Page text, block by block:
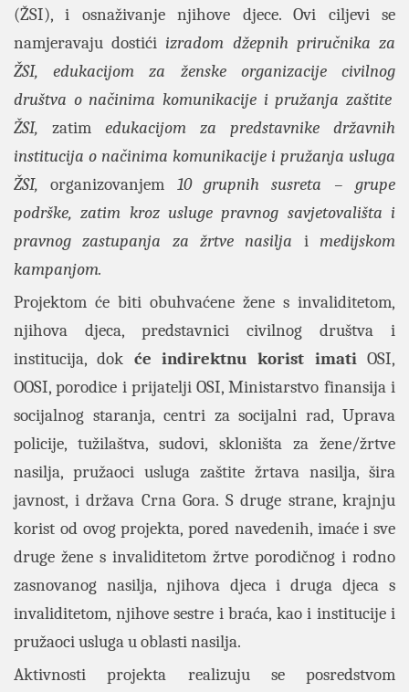
(ŽSI), i osnaživanje njihove djece. Ovi ciljevi se
namjeravaju dostićiizradom džepnih priručnika za
ŽSI, edukacijom za ženske organizacije civilnog
društva o načinima komunikacije i pružanja zaštite
ŽSI, zatim edukacijom za predstavnike državnih
institucija o načinima komunikacije i pružanja usluga
ŽSI,organizovanjem 10 grupnih susreta – grupe
podrške, zatim kroz usluge pravnog savjetovališta i
pravnog zastupanja za žrtve nasilja i medijskom
kampanjom.
Projektom će biti obuhvaćene žene s invaliditetom,
njihova djeca, predstavnici civilnog društva i
institucija, dok će indirektnu korist imatiOSI,
OOSI, porodice i prijatelji OSI, Ministarstvo finansija i
socijalnog staranja, centri za socijalni rad, Uprava
policije, tužilaštva, sudovi, skloništa za žene/žrtve
nasilja, pružaoci usluga zaštite žrtava nasilja, šira
javnost, i država Crna Gora. S druge strane, krajnju
korist od ovog projekta, pored navedenih, imaće i sve
druge žene s invaliditetom žrtve porodičnog i rodno
zasnovanog nasilja, njihova djeca i druga djeca s
invaliditetom, njihove sestre i braća, kao i institucije i
pružaoci usluga u oblasti nasilja.
Aktivnosti projekta realizuju se posredstvom